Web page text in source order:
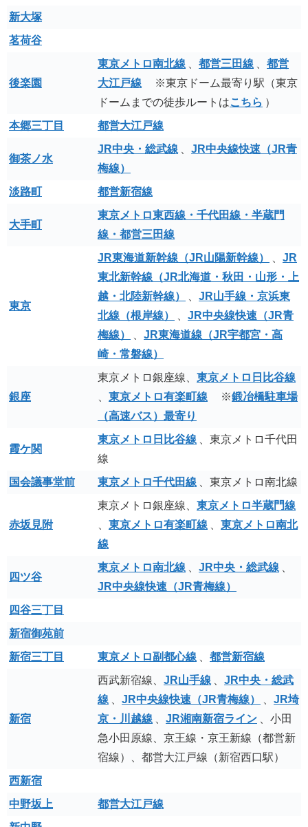
新大塚
茗荷谷
後楽園
東京メトロ南北線 都営三田線
都営
大江戸線
※東京ドーム最寄り駅（東京
ドームまでの徒歩ルートはこちら ）
本郷三丁目
都営大江戸線
御茶ノ水
JR中央・総武線
JR中央線快速（JR青
梅線）
淡路町
都営新宿線
大手町
東京メトロ東西線・千代田線・半蔵門
線・都営三田線
東京
JR東海道新幹線（JR山陽新幹線）
JR
東北新幹線（JR北海道・秋田・山形・上
越・北陸新幹線）
JR山手線・京浜東
北線（根岸線）
JR中央線快速（JR青
梅線）
JR東海道線（JR宇都宮・高
崎・常磐線）
銀座
東京メトロ銀座線、 東京メトロ日比谷線
東京メトロ有楽町線 ※鍛冶橋駐車場
（高速バス）最寄り
霞ケ関
東京メトロ日比谷線
、東京メトロ千代田
線
国会議事堂前
東京メトロ千代田線 、東京メトロ南北線
赤坂見附
東京メトロ銀座線、 東京メトロ半蔵門線
東京メトロ有楽町線
東京メトロ南北
線
四ツ谷
東京メトロ南北線 JR中央・総武線
JR中央線快速（JR青梅線）
四谷三丁目
新宿御苑前
新宿三丁目
東京メトロ副都心線 都営新宿線
新宿
西武新宿線、 JR山手線
JR中央・総武
線
JR中央線快速（JR青梅線）
JR埼
京・川越線
JR湘南新宿ライン
、小田
急小田原線、京王線・京王新線（都営新
宿線）、都営大江戸線（新宿西口駅）
西新宿
中野坂上
都営大江戸線